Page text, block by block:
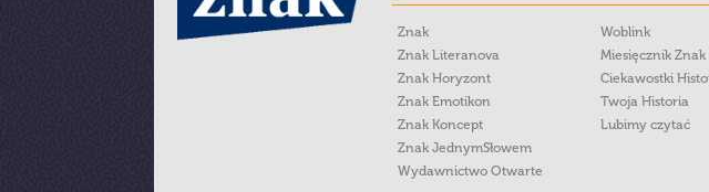
Znak
Znak Literanova
Znak Horyzont
Znak Emotikon
Znak Koncept
Znak JednymSłowem
Wydawnictwo Otwarte
Woblink
Miesięcznik Znak
Ciekawostki
Twoja Historia
Lubimy czytać